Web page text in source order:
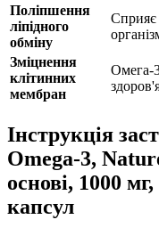
Поліпшення
ліпідного
обміну
Сприяє
Зміцнення
клітинних
мембран
Омега-
Інструкція
Omega-3,
основі, 1000
капсул